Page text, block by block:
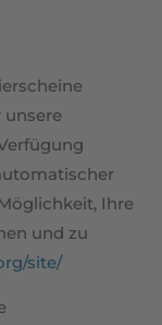
unsere
Ihre
und zu
site/